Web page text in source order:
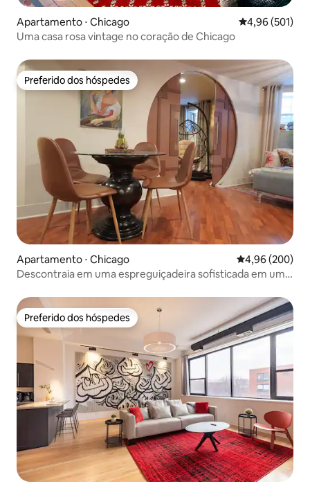
Apartamento ⋅ Chicago 4,96 de uma
4,96 (501)
Uma casa rosa vintage no coração de Chicago
Preferido dos hóspedes
Preferido dos hóspedes
Apartamento ⋅ Chicago 4,96 de uma
4,96 (200)
Descontraia em uma espreguiçadeira sofisticada em um
Preferido dos hóspedes
Preferido dos hóspedes